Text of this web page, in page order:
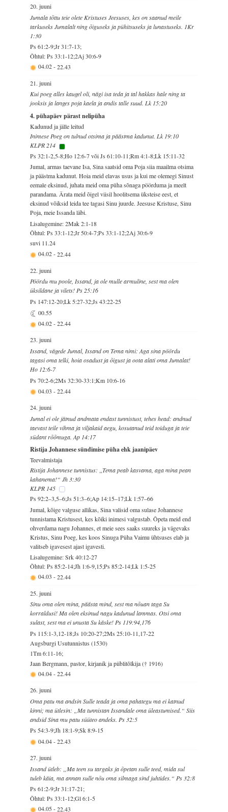
20. juuni
Jumala tõttu teie olete Kristuses Jeesuses, kes on saanud meile
tarkuseks Jumalalt ning õiguseks ja pühitsuseks ja lunastuseks. 1Kr
1:30
Ps 61:2-9;Jr 31:7-13;
Õhtul: Ps 33:1-12;2Aj 30:6-9
04.02-22.43
21. juuni
Kui poeg alles kaugel oli, nägi isa teda ja tal hakkas hale ning ta
jooksis ja langes poja kaela ja andis talle suud. Lk 15:20
4. pühapäev pärast nelipüha
Kadunud ja jälle leitud
Inimese Poeg on tulnud otsima ja päästma kadunut. Lk 19:10
KLPR 214
Ps 32:1-2,5-8;Ho 12:6-7 või Js 61:10-11;Rm 4:1-8;Lk 15:11-32
Jumal, armas taevane Isa, Sina saatsid oma Poja siia maailma otsima
ja päästma kadunut. Hoia meid elavas usus ja kui me olemegi Sinust
eemale eksinud, juhata meid oma püha sõnaga pöörduma ja meelt
parandama. Ärata meid õigel viisil hoolitsema üksteise eest, et
eksinud võiksid leida tee tagasi Sinu juurde. Jeesuse Kristuse, Sinu
Poja, meie Issanda läbi.
Lisalugemine: 2Mak 2:1-18
Õhtul: Ps 33:1-12;Jr 50:4-7;Ps 33:1-12;2Aj 30:6-9
suvi 11.24
04.02-22.44
22. juuni
Pöördu mu poole, Issand, ja ole mulle armuline, sest ma olen
üksildane ja vilets! Ps 25:16
Ps 147:12-20;Lk 5:27-32;Js 43:22-25
00.55
04.02-22.44
23. juuni
Issand, vägede Jumal, Issand on Tema nimi: Aga sina pöördu
tagasi oma telki, hoia osadust ja õigust ja oota alati oma Jumalat!
Ho 12:6-7
Ps 70:2-6;2Ms 32:30-33:1;Km 10:6-16
04.03 -22.44
24. juuni
Jumal ei ole jätnud andmata endast tunnistust, tehes head: andnud
taevast teile vihma ja viljakaid aegu, kosutanud teid toiduga ja teie
südant rõõmuga. Ap 14:17
Ristija Johannese sündimise püha ehk jaanipäev
Teevalmistaja
Ristija Johannese tunnistus: „Tema peab kasvama, aga mina pean
kahanema!“ Jh 3:30
KLPR 145
Ps 92:2–3,5–6;Js 51:3–6;Ap 14:15–17;Lk 1:57–66
Jumal, kõige valguse allikas, Sina valisid oma sulase Johannese
tunnistama Kristusest, kes kõiki inimesi valgustab. Õpeta meid end
ohverdama nagu Johannes, et meie sees saaks suureks ja vägevaks
Kristus, Sinu Poeg, kes koos Sinuga Püha Vaimu ühtsuses elab ja
valitseb igavesest ajast igavesti.
Lisalugemine: Srk 40:12-27
Õhtul: Ps 85:2-14;Jh 1:6-9,15;Ps 85:2-14;Lk 1:5-25
04.03 -22.44
25. juuni
Sinu oma olen mina, päästa mind, sest ma nõuan taga Su
korraldusi! Ma olen eksinud nagu kadunud lammas. Otsi oma
sulast, sest ma ei unusta Su käske! Ps 119:94,176
Ps 115:1-3,12-18;Js 10:20-27;2Ms 25:10-11,17-22
Augsburgi Usutunnistus (1530)
1Tm 6:11-16;
Jaan Bergmann, pastor, kirjanik ja piiblitõlkija († 1916)
04.04-22.44
26. juuni
Oma patu ma andsin Sulle teada ja oma pahategu ma ei katnud
kinni; ma ütlesin: „Ma tunnistan Issandale oma üleastumised.“ Siis
andsid Sina mu patu süüteo andeks. Ps 32:5
Ps 54:3-9;Jh 18:1-9;Sk 8:9-15
04.04-22.43
27. juuni
Issand ütleb: „Ma teen su targaks ja õpetan sulle teed, mida sul
tuleb käia, ma annan sulle nõu oma silmaga sind juhtides.“ Ps 32:8
Ps 61:2-9;Jr 31:17-21;
Õhtul: Ps 33:1-12;Gl 6:1-5
04.05-22.43